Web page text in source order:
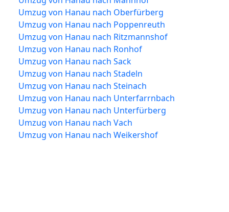
Umzug von Hanau nach Oberfürberg
Umzug von Hanau nach Poppenreuth
Umzug von Hanau nach Ritzmannshof
Umzug von Hanau nach Ronhof
Umzug von Hanau nach Sack
Umzug von Hanau nach Stadeln
Umzug von Hanau nach Steinach
Umzug von Hanau nach Unterfarrnbach
Umzug von Hanau nach Unterfürberg
Umzug von Hanau nach Vach
Umzug von Hanau nach Weikershof